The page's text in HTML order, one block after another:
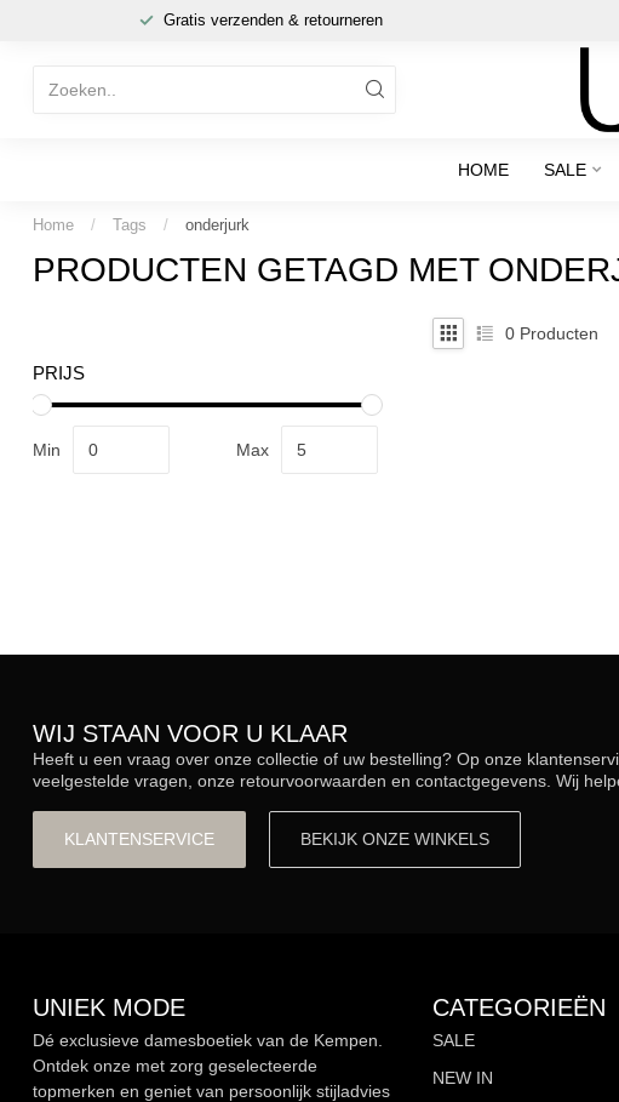
Gratis verzenden & retourneren
HOME SALE
Home / Tags / onderjurk
PRODUCTEN GETAGD MET
PRIJS
Min Max
0 Producten
WIJ STAAN VOOR U KLAAR
Heeft u een vraag over onze collectie of uw bestelling? Op onze
veelgestelde vragen, onze retourvoorwaarden en contactgegevens. Wij
KLANTENSERVICE BEKIJK ONZE WINKELS
UNIEK MODE
Dé exclusieve damesboetiek van de Kempen.
Ontdek onze met zorg geselecteerde
topmerken en geniet van persoonlijk stijladvies
CATEGORIEËN
SALE
NEW IN